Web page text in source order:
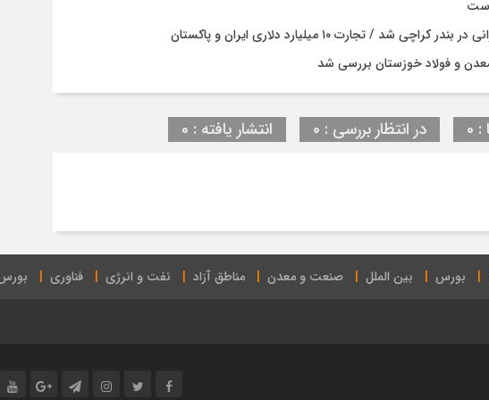
/ تجارت ۱۰ میلیارد دلاری ایران و پاکستان
و فولاد خوزستان بررسی شد
در انتظار بررسی : 0 انتشار یافته : 0
بورس بین الملل صنعت و معدن مناطق آزاد نفت و انرژی فناوری